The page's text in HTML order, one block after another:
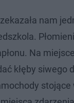
nam
Na
kłęby